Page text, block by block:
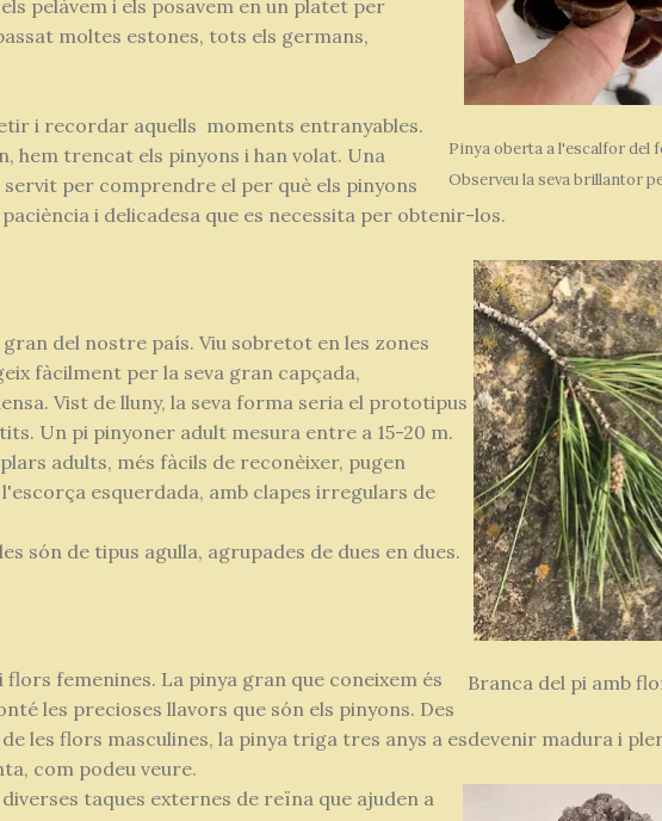
Pinya oberta a l'escalfor del
Observeu la seva brillantor
pelàvem i els posavem en un platet per
moltes estones, tots els germans,
i recordar aquells moments entranyables.
hem trencat els pinyons i han volat. Una
per comprendre el per què els pinyons
i delicadesa que es necessita per obtenir-los.
Branca del pi amb
del nostre país. Viu sobretot en les zones
fàcilment per la seva gran capçada,
Vist de lluny, la seva forma seria el prototipus
Un pi pinyoner adult mesura entre a 15-20 m.
adults, més fàcils de reconèixer, pugen
esquerdada, amb clapes irregulars de
són de tipus agulla, agrupades de dues en dues.
femenines. La pinya gran que coneixem és
les precioses llavors que són els pinyons. Des
les flors masculines, la pinya triga tres anys a esdevenir madura i
com podeu veure.
taques externes de reïna que ajuden a